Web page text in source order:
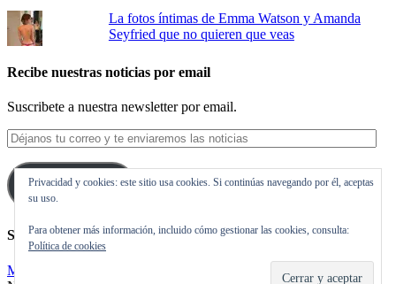
La fotos íntimas de Emma Watson y Amanda
Seyfried que no quieren que veas
Recibe nuestras noticias por email
Suscribete a nuestra newsletter por email.
Déjanos
tu
correo
y
te
las
noticias
Suscribirse
Síguenos en Twitter
Mis tuits
Privacidad y cookies: este sitio usa cookies. Si continúas navegando por él, aceptas
su uso.
Para obtener más información, incluido cómo gestionar las cookies, consulta:
Política de cookies